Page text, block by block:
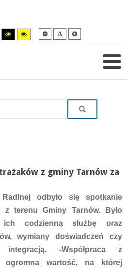
Tryb
wysokiego
kontrastu
Tryb
wysokiego
kontrastu
Mniejsza
czcionka
Domyślna
czcionka
z gminy Tarnów za
odbyło się spotkanie
z terenu Gminy Tarnów. Było
ich codzienną służbę oraz
wymiany doświadczeń czy
integracją. -Współpraca z
ogromna wartość, na której